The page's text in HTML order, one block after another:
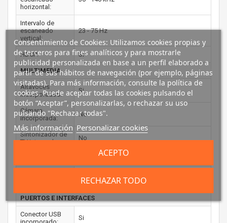
horizontal:
Intervalo de
escaneado
vertical:
23 - 75 Hz
HDCP: Si
MULTIMEDIA
Altavoces
incorporados:
Si
Cámara
incorporada:
No
Sintonizador de
TV integrado:
No
Negro
PUERTOS E INTERFACES
Conector USB
Si
Consentimiento de Cookies: Utilizamos cookies propias y
de terceros para fines analíticos y para mostrarle
publicidad personalizada en base a un perfil elaborado a
partir de sus hábitos de navegación (por ejemplo, páginas
visitadas). Para más información, consulte la política de
cookies. Puede aceptar todas las cookies pulsando el
botón “Aceptar”, personalizarlas, o rechazar su uso
pulsando "Rechazar todas".
Más información Personalizar cookies
RECHAZAR TODO
ACEPTO